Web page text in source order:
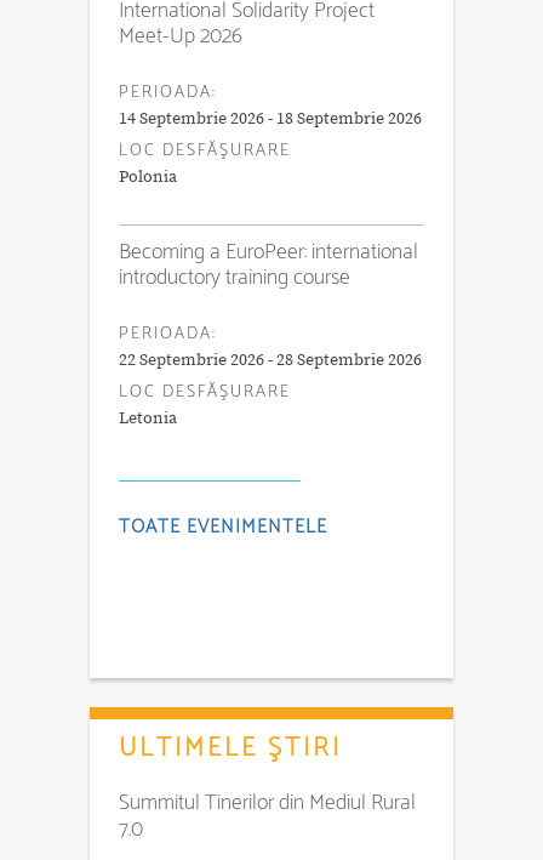
International Solidarity Project
Meet-Up 2026
PERIOADA:
14 Septembrie 2026 - 18 Septembrie 2026
LOC DESFĂŞURARE
Polonia
Becoming a EuroPeer: international
introductory training course
PERIOADA:
22 Septembrie 2026 - 28 Septembrie 2026
LOC DESFĂŞURARE
Letonia
TOATE EVENIMENTELE
ULTIMELE ŞTIRI
Summitul Tinerilor din Mediul Rural
7.0